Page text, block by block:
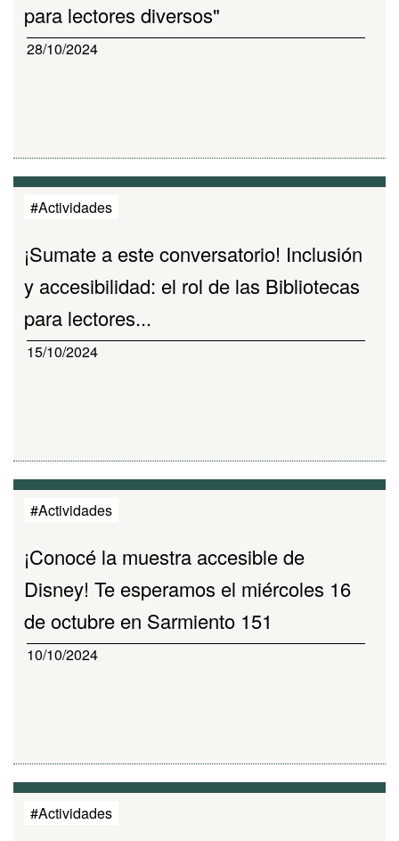
para lectores diversos"
28/10/2024
#Actividades
¡Sumate a este conversatorio! Inclusión
y accesibilidad: el rol de las Bibliotecas
para lectores...
15/10/2024
#Actividades
¡Conocé la muestra accesible de
Disney! Te esperamos el miércoles 16
de octubre en Sarmiento 151
10/10/2024
#Actividades